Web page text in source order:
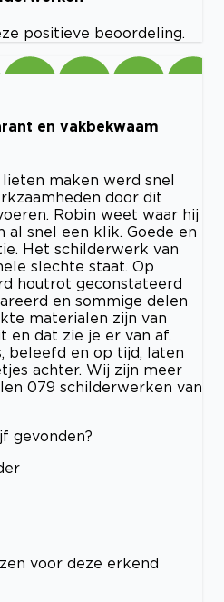
positieve beoordeling.
en vakbekwaam
maken werd snel
door dit
Robin weet waar hij
al snel een klik. Goede en
Het schilderwerk van
slechte staat. Op
houtrot geconstateerd
en sommige delen
materialen zijn van
en dat zie je er van af.
beleefd en op tijd, laten
achter. Wij zijn meer
079 schilderwerken van
gevonden?
voor deze erkend